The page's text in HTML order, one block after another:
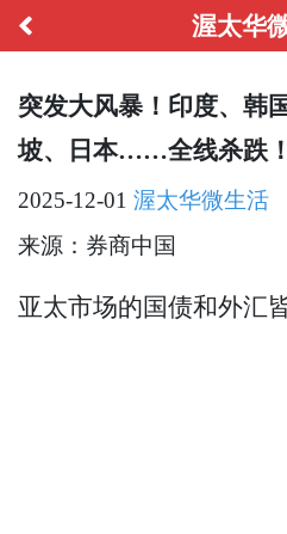
渥太华
突发大风暴！印度、韩
坡、日本……全线杀跌！
2025-12-01 渥太华微生活
来源：券商中国
亚太市场的国债和外汇